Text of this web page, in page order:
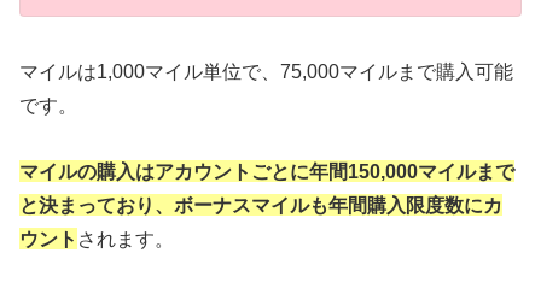
マイルは1,000マイル単位で、75,000マイルまで購入可能
です。
マイルの購入はアカウントごとに年間150,000マイルまで
と決まっており 、ボーナスマイルも年間購入限度数にカ
ウント されます。